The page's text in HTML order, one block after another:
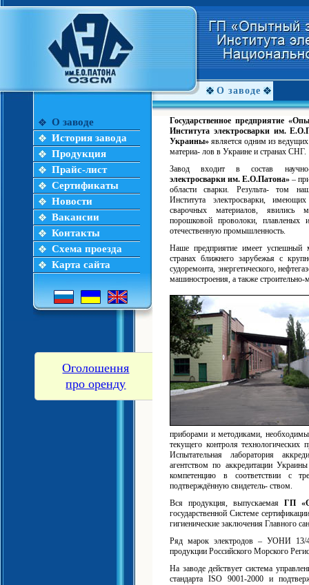
О заводе
О заводе
История завода
Продукция
Прайс-лист
Сертификаты
Новости
Вакансии
Контакты
Схема проезда
Карта сайта
Оголошення
про оренду
Государственное предприятие
Института электросварки им.
Украины» является одним из
материа- лов в Украине и странах СНГ.
Завод входит в состав
электросварки им. Е.О.Патона» –
области сварки. Результа- том
Института электросварки,
сварочных материалов, явились
порошковой проволоки, плавленых
отечественную промышленность.
Наше предприятие имеет успешный
странах ближнего зарубежья с
судоремонта, энергетического,
машиностроения, а также
приборами и методиками,
текущего контроля технологических
Испытательная лаборатория
агентством по аккредитации
компетенцию в соответствии с
подтверждённую свидетель- ством.
Вся продукция, выпускаемаяГП
государственной Системе
гигиенические заключения Главного
Ряд марок электродов – УОНИ
продукции Российского Морского
На заводе действует система
стандарта ISO 9001-2000 и